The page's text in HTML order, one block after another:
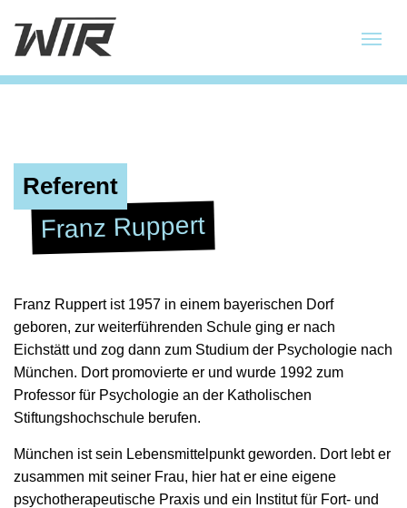
Referent
Franz Ruppert
Franz Ruppert ist 1957 in einem bayerischen Dorf
geboren, zur weiterführenden Schule ging er nach
Eichstätt und zog dann zum Studium der Psychologie nach
München. Dort promovierte er und wurde 1992 zum
Professor für Psychologie an der Katholischen
Stiftungshochschule berufen.
München ist sein Lebensmittelpunkt geworden. Dort lebt er
zusammen mit seiner Frau, hier hat er eine eigene
psychotherapeutische Praxis und ein Institut für Fort- und